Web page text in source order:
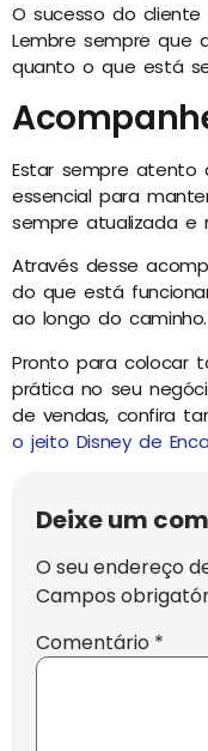
O sucesso do
Lembre sempre que
quanto o que está
Estar sempre atento
essencial para
sempre atualizada e
Através desse
do que está
ao longo do caminho.
Pronto para colocar
prática no seu
de vendas, confira
o jeito Disney de
Deixe um
O seu endereço
Campos
Comentário *